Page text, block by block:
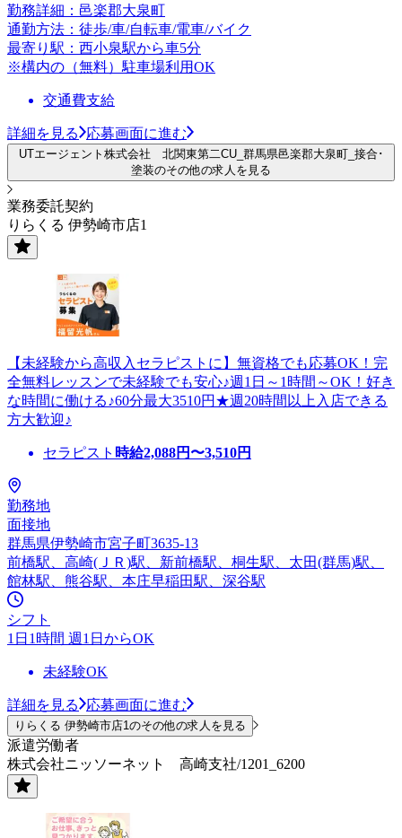
勤務詳細：邑楽郡大泉町
通勤方法：徒歩/車/自転車/電車/バイク
最寄り駅：西小泉駅から車5分
※構内の（無料）駐車場利用OK
交通費支給
詳細を見る 応募画面に進む
UTエージェント株式会社 北関東第二CU_群馬県邑楽郡大泉町_接合･
塗装のその他の求人を見る
業務委託契約
りらくる 伊勢崎市店1
【未経験から高収入セラピストに】無資格でも応募OK！完
全無料レッスンで未経験でも安心♪週1日～1時間～OK！好き
な時間に働ける♪60分最大3510円★週20時間以上入店できる
方大歓迎♪
セラピスト 時給2,088円〜3,510円
勤務地
面接地
群馬県伊勢崎市宮子町3635-13
前橋駅、高崎(ＪＲ)駅、新前橋駅、桐生駅、太田(群馬)駅、
館林駅、熊谷駅、本庄早稲田駅、深谷駅
シフト
1日1時間 週1日からOK
未経験OK
詳細を見る 応募画面に進む
りらくる 伊勢崎市店1のその他の求人を見る
派遣労働者
株式会社ニッソーネット 高崎支社/1201_6200